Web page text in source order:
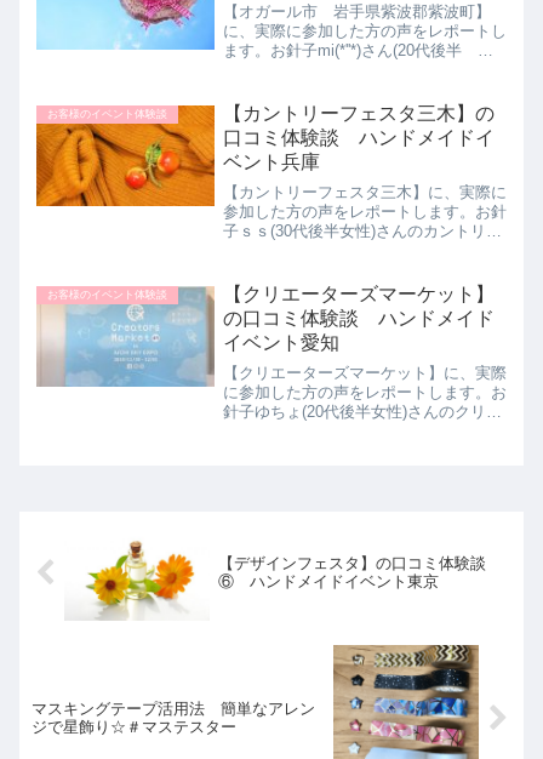
【オガール市 岩手県紫波郡紫波町】
に、実際に参加した方の声をレポートし
ます。お針子mi(*''*)さん(20代後半 女
います。以前からこのオガールという施
設で毎週のように...
お客様のイベント体験談
【カントリーフェスタ三木】の
口コミ体験談 ハンドメイドイ
ベント兵庫
【カントリーフェスタ三木】に、実際に
参加した方の声をレポートします。お針
子ｓｓ(30代後半女性)さんのカントリー
イベントで、たくさんのお店が出店して
います。いろんなお店...
お客様のイベント体験談
【クリエーターズマーケット】
の口コミ体験談 ハンドメイド
イベント愛知
【クリエーターズマーケット】に、実際
に参加した方の声をレポートします。お
針子ゆちょ(20代後半女性)さんのクリエ
【デザインフェスタ】の口コミ体験談
⑥ ハンドメイドイベント東京
マスキングテープ活用法 簡単なアレン
ジで星飾り☆＃マステスター